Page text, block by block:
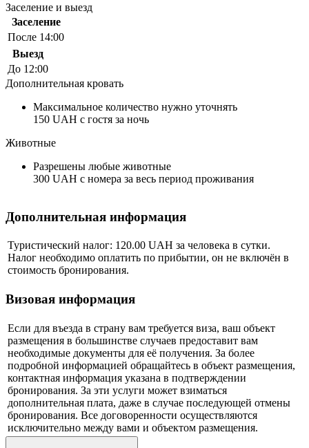
Заселение и выезд
Заселение
После 14:00
Выезд
До 12:00
Дополнительная кровать
Максимальное количество нужно уточнять
150 UAH с гостя за ночь
Животные
Разрешены любые животные
300 UAH с номера за весь период проживания
Дополнительная информация
Туристический налог: 120.00 UAH за человека в сутки.
Налог необходимо оплатить по прибытии, он не включён в
стоимость бронирования.
Визовая информация
Если для въезда в страну вам требуется виза, ваш объект
размещения в большинстве случаев предоставит вам
необходимые документы для её получения. За более
подробной информацией обращайтесь в объект размещения,
контактная информация указана в подтверждении
бронирования. За эти услуги может взиматься
дополнительная плата, даже в случае последующей отмены
бронирования. Все договоренности осуществляются
исключительно между вами и объектом размещения.